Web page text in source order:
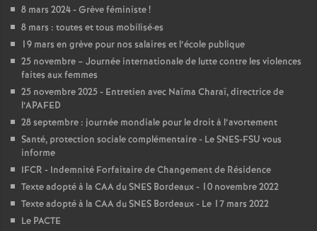
S
e
c
o
n
8 mars 2024 - Grève féministe!
8 mars : toutes et tous mobilisé·es
19 mars en grève pour nos salaires et l’école publique
25 novembre – Journée internationale de lutte contre les violences
faites aux femmes
25 novembre 2025 - Entretien avec Naïma Charaï, directrice de
l’APAFED
28 septembre : journée mondiale pour le droit à l’avortement
Santé, protection sociale complémentaire - Le SNES-FSU vous
informe
IFCR - Indemnité Forfaitaire de Changement de Résidence
Texte adopté à la CAA du SNES Bordeaux - 10 novembre 2022
Texte adopté à la CAA du SNES Bordeaux - Le 17 mars 2022
Le PACTE